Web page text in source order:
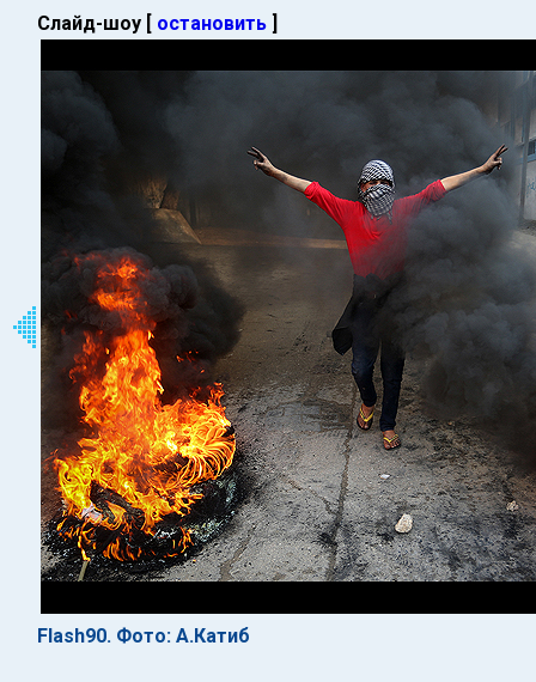
Слайд-шоу [ остановить ]
Flash90. Фото: А.Катиб